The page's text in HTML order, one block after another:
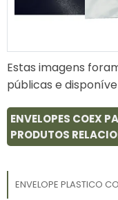
Estas imagens
públicas e
ENVELOPES COEX
PRODUTOS
ENVELOPE PLASTICO